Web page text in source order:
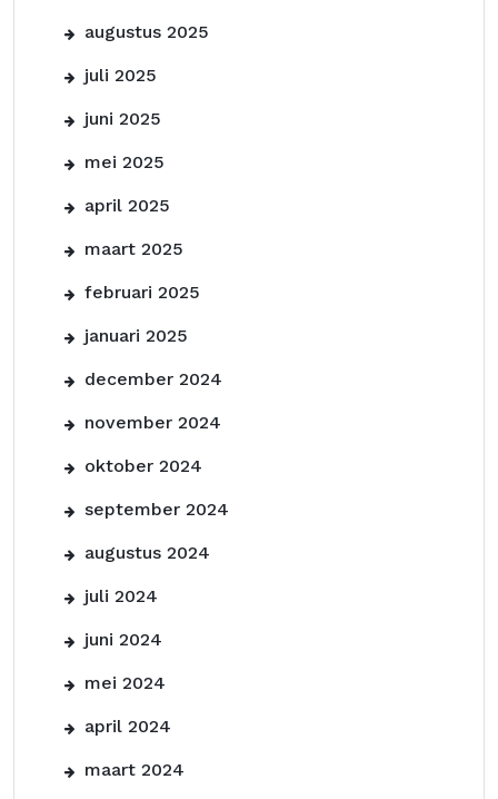
augustus 2025
juli 2025
juni 2025
mei 2025
april 2025
maart 2025
februari 2025
januari 2025
december 2024
november 2024
oktober 2024
september 2024
augustus 2024
juli 2024
juni 2024
mei 2024
april 2024
maart 2024